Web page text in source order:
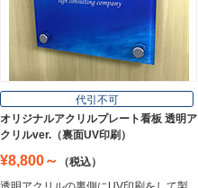
代引不可
オリジナルアクリルプレート看板 透明ア
クリルver.（裏面UV印刷）
¥8,800～
（税込）